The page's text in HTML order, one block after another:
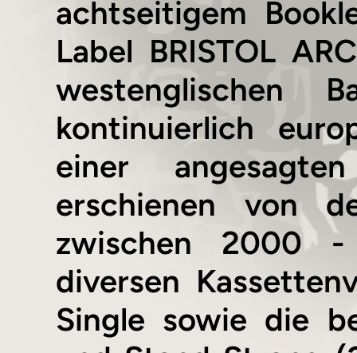
achtseitigem
Label BRISTOL
westenglischen
kontinuierlich
einer
erschienen von
zwischen 2000 -
diversen
Single sowie die